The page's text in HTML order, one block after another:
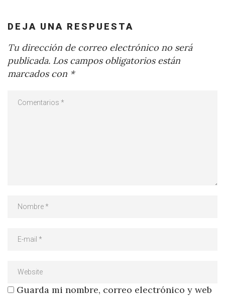
DEJA UNA RESPUESTA
Tu dirección de correo electrónico no será
publicada. Los campos obligatorios están
marcados con *
Guarda mi nombre, correo electrónico y web